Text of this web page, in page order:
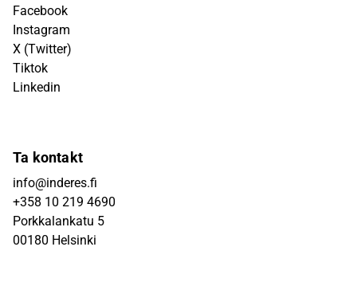
Facebook
Instagram
X (Twitter)
Tiktok
Linkedin
Ta kontakt
info@inderes.fi
+358 10 219 4690
Porkkalankatu 5
00180 Helsinki